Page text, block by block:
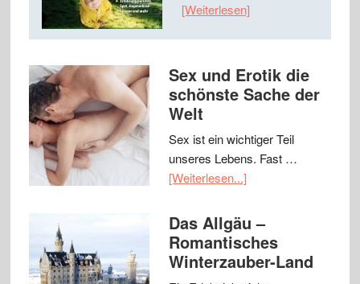
[Weiterlesen]
Sex und Erotik die
schönste Sache der
Welt
Sex ist ein wichtiger Teil
unseres Lebens. Fast …
[Weiterlesen...]
Das Allgäu –
Romantisches
Winterzauber-Land